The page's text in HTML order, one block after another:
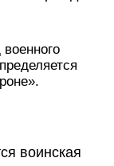
воинская